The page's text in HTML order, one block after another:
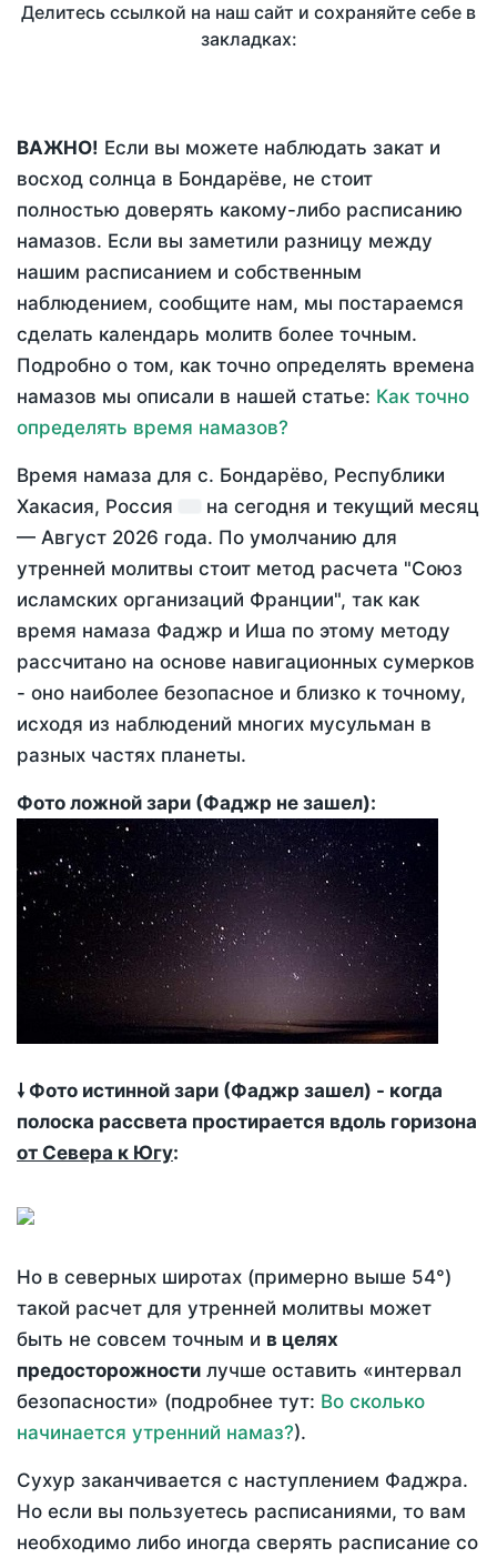
Делитесь ссылкой на наш сайт и сохраняйте себе в
закладках:
ВАЖНО! Если вы можете наблюдать закат и
восход солнца в Бондарёве, не стоит
полностью доверять какому-либо расписанию
намазов. Если вы заметили разницу между
нашим расписанием и собственным
наблюдением, сообщите нам, мы постараемся
сделать календарь молитв более точным.
Подробно о том, как точно определять времена
намазов мы описали в нашей статье: Как точно
определять время намазов?
Время намаза для с. Бондарёво, Республики
Хакасия, Россия
на сегодня и текущий месяц
— Август 2026 года. По умолчанию для
утренней молитвы стоит метод расчета "Союз
исламских организаций Франции", так как
время намаза Фаджр и Иша по этому методу
рассчитано на основе навигационных сумерков
- оно наиболее безопасное и близко к точному,
исходя из наблюдений многих мусульман в
разных частях планеты.
Фото ложной зари (Фаджр не зашел):
🠗 Фото истинной зари (Фаджр зашел) - когда
полоска рассвета простирается вдоль горизона
от Севера к Югу:
Но в северных широтах (примерно выше 54°)
такой расчет для утренней молитвы может
быть не совсем точным и в целях
предосторожности лучше оставить «интервал
безопасности» (подробнее тут: Во сколько
начинается утренний намаз?).
Сухур заканчивается с наступлением Фаджра.
Но если вы пользуетесь расписаниями, то вам
необходимо либо иногда сверять расписание со